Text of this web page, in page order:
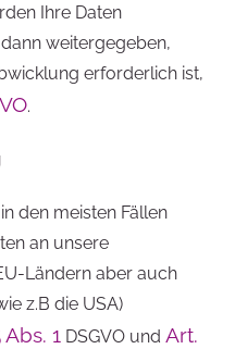
Ihre Daten
weitergegeben,
erforderlich ist,
.
den meisten Fällen
an unsere
Ländern aber auch
z.B die USA)
1DSGVO und Art.